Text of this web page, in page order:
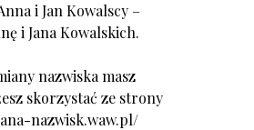
i Jan Kowalscy –
i Jana Kowalskich.
nazwiska masz
skorzystać ze strony
nazwisk.waw.pl/